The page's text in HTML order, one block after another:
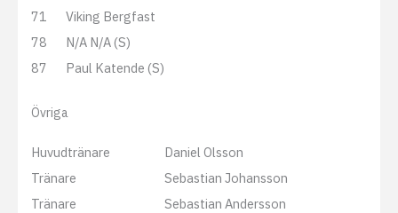
71
Viking Bergfast
78
N/A N/A (S)
87
Paul Katende (S)
Övriga
Huvudtränare
Daniel Olsson
Tränare
Sebastian Johansson
Tränare
Sebastian Andersson